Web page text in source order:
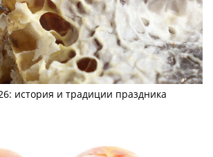
история и традиции праздника